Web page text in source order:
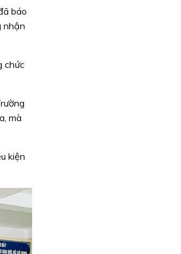
báo
nhận
chức
mà
kiện